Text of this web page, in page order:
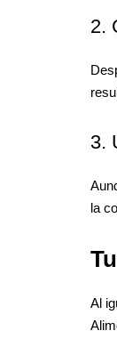
2.
3.
la
Al